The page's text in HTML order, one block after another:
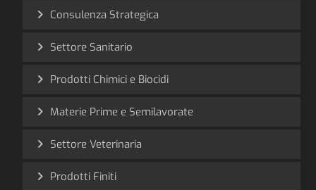
Consulenza Strategica
Settore Sanitario
Prodotti Chimici e Biocidi
Materie Prime e Semilavorate
Settore Veterinaria
Prodotti Finiti